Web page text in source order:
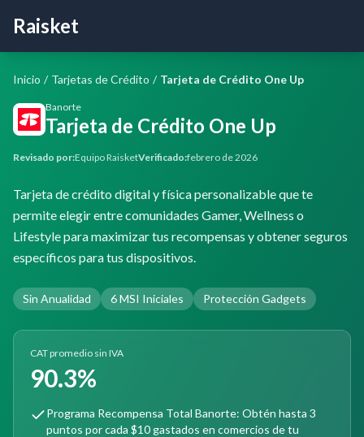
Raisket
Inicio / Tarjetas de Crédito / Tarjeta de Crédito One Up
Banorte
Tarjeta de Crédito One Up
Revisado por:Equipo RaisketVerificado:febrero de 2026
Tarjeta de crédito digital y física personalizable que te
permite elegir entre comunidades Gamer, Wellness o
Lifestyle para maximizar tus recompensas y obtener seguros
específicos para tus dispositivos.
Sin Anualidad 6 MSI Iniciales Protección Gadgets
CAT promedio sin IVA
90.3%
Programa Recompensa Total Banorte: Obtén hasta 3
puntos por cada $10 gastados en comercios de tu